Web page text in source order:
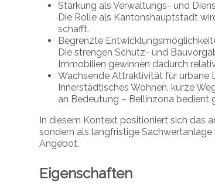
Stärkung als Verwaltungs- und
Die Rolle als Kantonshauptstadt
schafft.
Begrenzte
Die strengen Schutz- und
Immobilien gewinnen dadurch
Wachsende Attraktivität für urbane
Innerstädtisches Wohnen, kurze
an Bedeutung – Bellinzona bedient
In diesem Kontext positioniert sich das
sondern als langfristige
Angebot.
Eigenschaften